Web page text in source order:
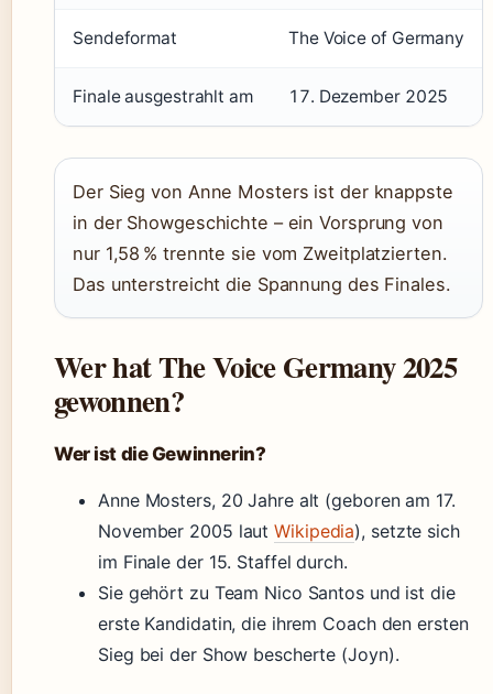
Sendeformat The Voice of Germany
Finale ausgestrahlt am 17. Dezember 2025
Der Sieg von Anne Mosters ist der knappste
in der Showgeschichte – ein Vorsprung von
nur 1,58 % trennte sie vom Zweitplatzierten.
Das unterstreicht die Spannung des Finales.
Wer hat The Voice Germany 2025
gewonnen?
Wer ist die Gewinnerin?
Anne Mosters, 20 Jahre alt (geboren am 17.
November 2005 lautWikipedia), setzte sich
im Finale der 15. Staffel durch.
Sie gehört zu Team Nico Santos und ist die
erste Kandidatin, die ihrem Coach den ersten
Sieg bei der Show bescherte (Joyn).